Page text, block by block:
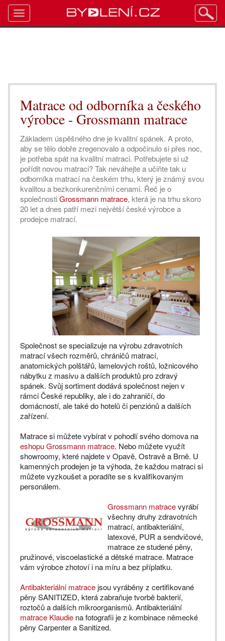
Matrace od odborníka a českého
výrobce - Grossmann matrace
Základem úspěšného dne je kvalitní spánek. A proto,
aby se tělo dobře zregenovalo a odpočinulo si přes noc,
je potřeba spát na kvalitní matraci. Potřebujete si už
pořídit novou matraci? Tak neváhejte a učiňte tak u
odborníka matrací na českém trhu, který je známý svou
kvalitou a bezkonkurenčními cenami. Řeč je o
společnostiGrossmann matrace, která je na trhu skoro
20 let a dnes patří mezi největší české výrobce a
prodejce matrací.
Společnost se specializuje na výrobu zdravotních
matrací všech rozměrů, chráničů matrací,
anatomických polštářů, lamelových roštů, ložnicového
nábytku z masivu a dalších produktů pro zdravý
spánek. Svůj sortiment dodává společnost nejen v
rámci České republiky, ale i do zahraničí, do
domácností, ale také do hotelů či penziónů a dalších
zařízení.
Matrace si můžete vybírat v pohodlí svého domova na
eshopu Grossmann matrace. Nebo můžete využít
showroomy, které najdete v Opavě, Ostravě a Brně. U
kamenných prodejen je ta výhoda, že každou matraci si
můžete vyzkoušet a poradíte se s kvalifikovaným
personálem.
Grossmann matracevyrábí
všechny druhy zdravotních
matrací, antibakteriální,
latexové, PUR a sendvičové,
matrace ze studené pěny,
pružinové, viscoelastické a dětské matrace. Matrace
vám výrobce zhotoví i na míru a bez příplatku.
Antibakteriální matrace jsou vyráběny z certifikované
pěny SANITIZED, která zabraňuje tvorbě bakterií,
roztočů a dalších mikroorganismů. Antibakteriální
matrace Klaudie na fotografii je z kombinace německé
pěny Carpenter a Sanitized.
Toggle
navigation